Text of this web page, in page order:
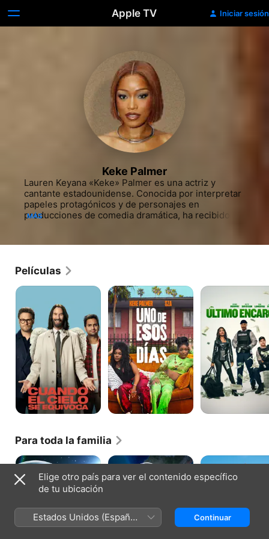
Apple TV Iniciar sesión
Keke Palmer
Lauren Keyana «Keke» Palmer es una actriz y
cantante estadounidense. Conocida por interpretar
papeles protagónicos y de personajes en
producciones de comedia dramática, ha recibido un
Emmy y un Premio del Sindicato de Actores. Fue
personas más influyentes del mundo en 2019.
MÁS
Películas
Cuando
cielo
se
equivoca
Uno
de
esos
días
El
encargo
Para toda la familia
Lightyear
La
de
de
mundos
La
de
Elige otro país para ver el contenido específico
de tu ubicación
Estados Unidos (Español
México)
Continuar